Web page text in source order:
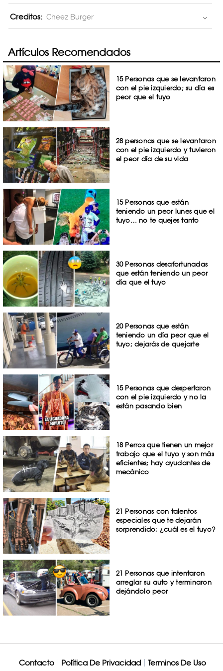
Creditos: Cheez Burger
Artículos Recomendados
15 Personas que se levantaron
con el pie izquierdo; su día es
peor que el tuyo
28 personas que se levantaron
con el pie izquierdo y tuvieron
el peor día de su vida
15 Personas que están
teniendo un peor lunes que el
tuyo… no te quejes tanto
30 Personas desafortunadas
que están teniendo un peor
día que el tuyo
20 Personas que están
teniendo un día peor que el
tuyo; dejarás de quejarte
15 Personas que despertaron
con el pie izquierdo y no la
están pasando bien
18 Perros que tienen un mejor
trabajo que el tuyo y son más
eficientes; hay ayudantes de
mecánico
21 Personas con talentos
especiales que te dejarán
sorprendido; ¿cuál es el tuyo?
21 Personas que intentaron
arreglar su auto y terminaron
dejándolo peor
Contacto Política De Privacidad Terminos De Uso